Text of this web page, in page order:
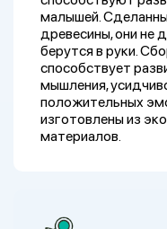
малышей.
древесины, они не
берутся в руки.
способствует
мышления,
положительных
изготовлены из
материалов.